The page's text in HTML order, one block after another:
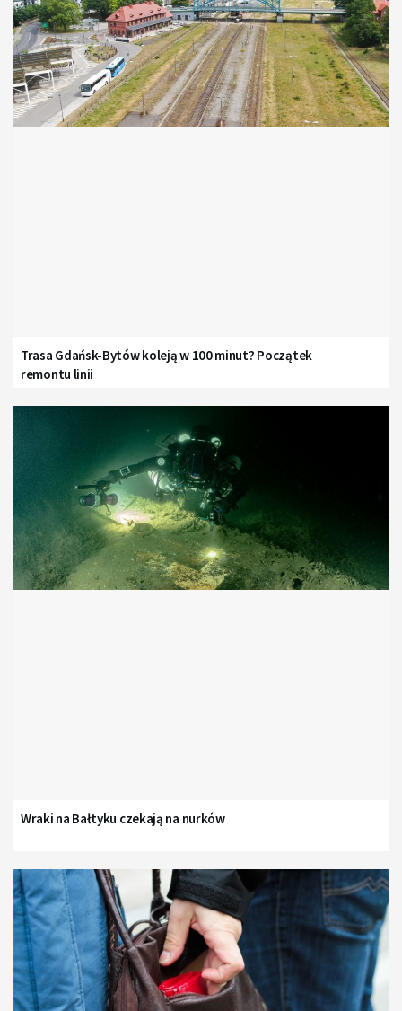
Trasa Gdańsk-Bytów koleją w 100 minut? Początek
remontu linii
Wraki na Bałtyku czekają na nurków